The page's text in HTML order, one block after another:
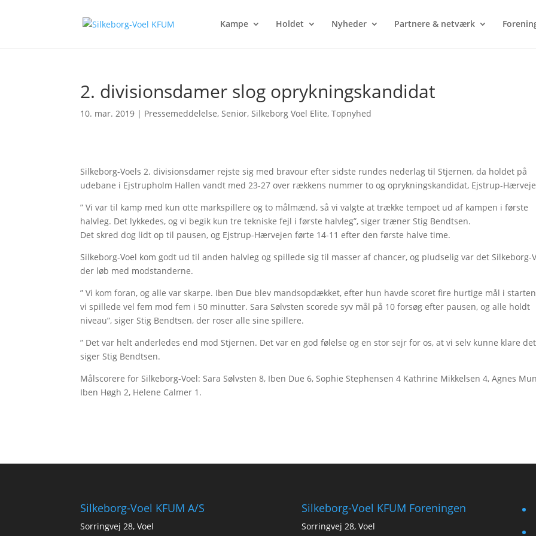
Kampe Holdet Nyheder Partnere & netværk
2. divisionsdamer slog oprykningskandidat
10. mar. 2019 | Pressemeddelelse,Senior,Silkeborg Voel Elite,Topnyhed
Silkeborg-Voels 2. divisionsdamer rejste sig med bravour efter sidste rundes nederlag til Stjernen, da holdet på
udebane i Ejstrupholm Hallen vandt med 23-27 over rækkens nummer to og oprykningskandidat, Ejstrup-
” Vi var til kamp med kun otte markspillere og to målmænd, så vi valgte at trække tempoet ud af kampen i første
halvleg. Det lykkedes, og vi begik kun tre tekniske fejl i første halvleg”, siger træner Stig Bendtsen.
Det skred dog lidt op til pausen, og Ejstrup-Hærvejen førte 14-11 efter den første halve time.
Silkeborg-Voel kom godt ud til anden halvleg og spillede sig til masser af chancer, og pludselig var det Silkeborg-
der løb med modstanderne.
” Vi kom foran, og alle var skarpe. Iben Due blev mandsopdækket, efter hun havde scoret fire hurtige mål i
vi spillede vel fem mod fem i 50 minutter. Sara Sølvsten scorede syv mål på 10 forsøg efter pausen, og alle holdt
niveau”, siger Stig Bendtsen, der roser alle sine spillere.
” Det var helt anderledes end mod Stjernen. Det var en god følelse og en stor sejr for os, at vi selv kunne klare
siger Stig Bendtsen.
Målscorere for Silkeborg-Voel: Sara Sølvsten 8, Iben Due 6, Sophie Stephensen 4 Kathrine Mikkelsen 4, Agnes
Iben Høgh 2, Helene Calmer 1.
Silkeborg-Voel KFUM A/S
Sorringvej 28, Voel
Silkeborg-Voel KFUM Foreningen
Sorringvej 28, Voel